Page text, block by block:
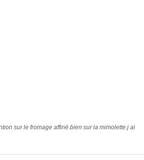
sur le fromage affiné.bien sur la mimolette.j ai